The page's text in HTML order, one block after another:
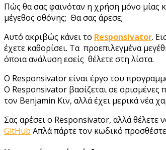
Πώς θα σας φαινόταν η χρήση μόνο μίας
μέγεθος οθόνης; Θα σας άρεσε;
Αυτό ακριβώς κάνει το Responsivator.
έχετε καθορίσει. Τα προεπιλεγμένα
όποια ανάλυση εσείς θέλετε στη λίστα.
Ο Responsivator είναι έργο του
Ο Responsivator βασίζεται σε ορισμένες
τον Benjamin Κιν, αλλά έχει μερικά νέα
Σας αρέσει ο Responsivator, αλλά θέλετε
GitHub Απλά πάρτε τον κωδικό